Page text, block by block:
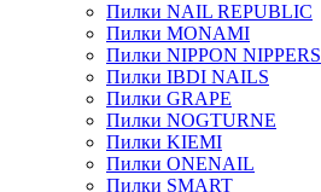
Пилки NAIL REPUBLIC
Пилки MONAMI
Пилки NIPPON NIPPERS
Пилки IBDI NAILS
Пилки GRAPE
Пилки NOGTURNE
Пилки KIEMI
Пилки ONENAIL
Пилки SMART